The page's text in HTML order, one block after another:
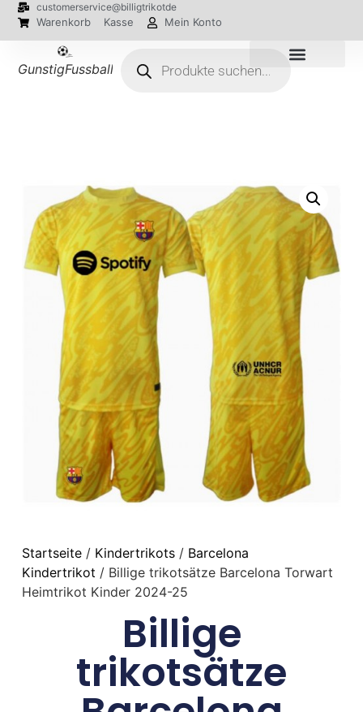
customerservice@billigtrikotde
Warenkorb Kasse Mein Konto
GunstigFussballTrikot
Startseite/ Kindertrikots/ Barcelona
Kindertrikot / Billige trikotsätze Barcelona Torwart
Heimtrikot Kinder 2024-25
Billige
trikotsätze